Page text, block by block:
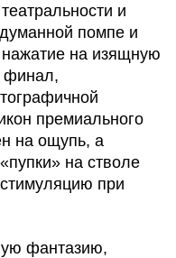
и
помпе и
нажатие на изящную
финал,
премиального
на ощупь, а
на стволе
при
фантазию,